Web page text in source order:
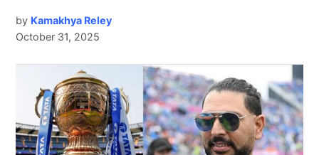
by Kamakhya Reley
October 31, 2025